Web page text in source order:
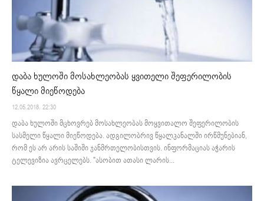
დაბა ხულოში მოსახლეობას ყვითელი შეფერილობის
წყალი მიეწოდება
12.05.2018. 22:30
დაბა ხულოში მცხოვრებ მოსახლეობას მოყვითალო შეფერილობის
სასმელი წყალი მიეწოდება. ადგილობრივ წყალკანალში ირწმუნებიან,
რომ ეს არ არის საშიში ჯანმრთელობისთვის. ინფორმაციას აჭარის
ტელევიზია ავრცელებს. "ასობით ათასი ლარის...